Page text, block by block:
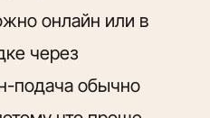
онлайн или в
через
подача обычно